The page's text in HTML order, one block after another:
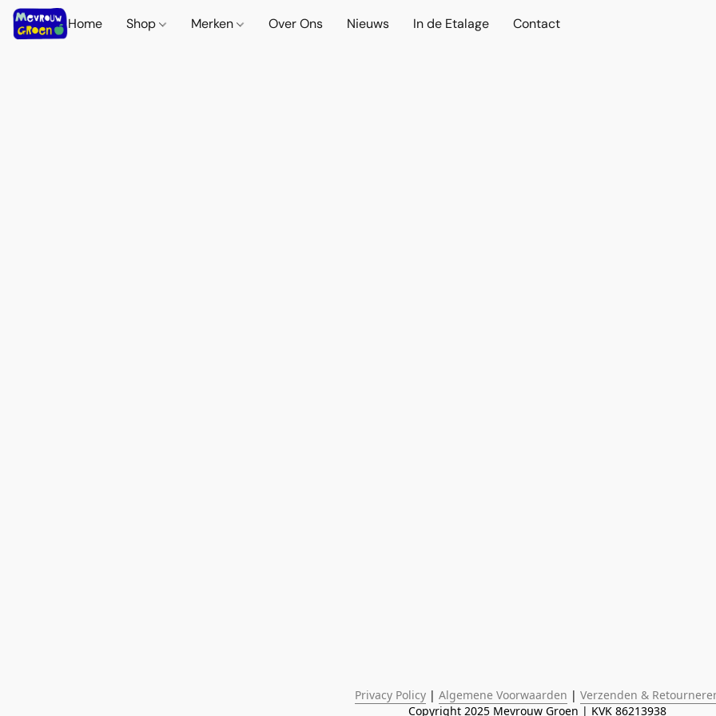
Home Shop Merken Over Ons Nieuws In de Etalage Contact
Privacy Policy | Algemene Voorwaarden | Verzenden &
Copyright 2025 Mevrouw Groen | KVK 86213938